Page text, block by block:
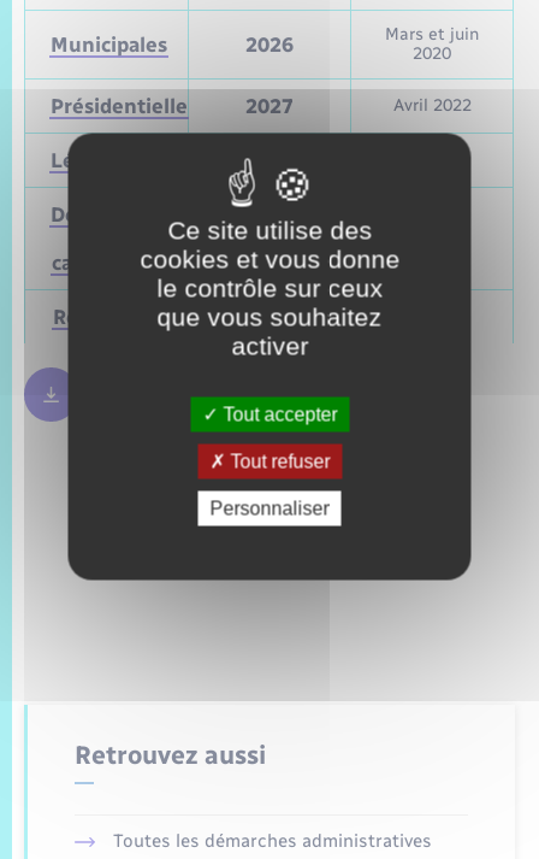
Municipales 2026
Mars et juin
2020
Présidentielle 2027 Avril 2022
Législatives 2027 Juin 2022
Départementales
cantonales)
Mars 2028
Régionales Mars 2028
Règles bulletin de vote 250.09 Ko
Retrouvez aussi
Toutes les démarches administratives
Ce site utilise des
cookies et vous donne
le contrôle sur ceux
que vous souhaitez
activer
Tout accepter
Tout refuser
Personnaliser